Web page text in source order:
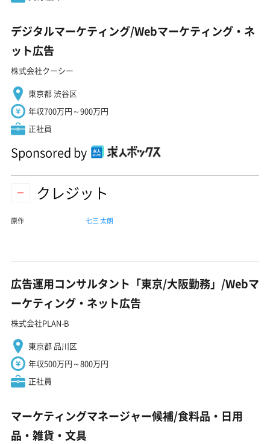
デジタルマーケティング/Webマーケティング・ネ
ット広告
株式会社クーシー
東京都 渋谷区
年収700万円～900万円
正社員
Sponsored by
クレジット
原作 七三 太朗
広告運用コンサルタント「東京/大阪勤務」/Webマ
ーケティング・ネット広告
株式会社PLAN-B
東京都 品川区
年収500万円～800万円
正社員
マーケティングマネージャー候補/食料品・日用
品・雑貨・文具